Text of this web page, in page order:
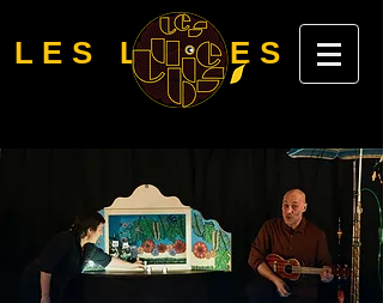
LES LUBIES